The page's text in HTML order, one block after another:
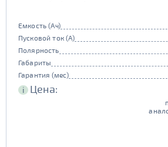
Емкость (Ач)
Пусковой ток (А)
Полярность
Габариты
Гарантия (мес)
i Цена: